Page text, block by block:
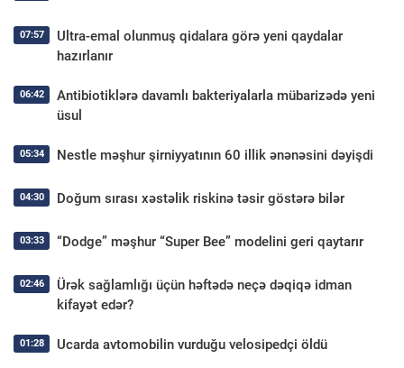
07:57
Ultra-emal olunmuş qidalara görə yeni qaydalar
hazırlanır
06:42
Antibiotiklərə davamlı bakteriyalarla mübarizədə yeni
üsul
05:34 Nestle məşhur şirniyyatının 60 illik ənənəsini dəyişdi
04:30 Doğum sırası xəstəlik riskinə təsir göstərə bilər
03:33 “Dodge” məşhur “Super Bee” modelini geri qaytarır
02:46
Ürək sağlamlığı üçün həftədə neçə dəqiqə idman
kifayət edər?
01:28 Ucarda avtomobilin vurduğu velosipedçi öldü